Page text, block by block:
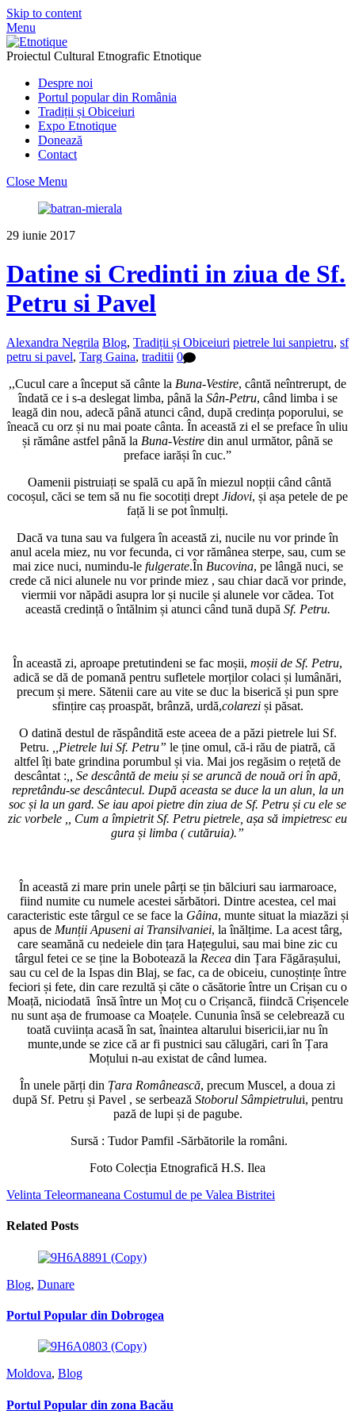
Skip to content
Menu
Proiectul Cultural Etnografic Etnotique
Despre noi
Portul popular din România
Tradiții și Obiceiuri
Expo Etnotique
Donează
Contact
Close Menu
29 iunie 2017
Datine si Credinti in ziua de Sf.
Petru si Pavel
Alexandra Negrila Blog, Tradiții și Obiceiuri pietrele lui sanpietru, sf
petru si pavel, Targ Gaina, traditii 0
,,Cucul care a început să cânte la Buna-Vestire, cântă neîntrerupt, de
îndată ce i s-a deslegat limba, până la Sân-Petru, când limba i se
leagă din nou, adecă până atunci când, după credința poporului, se
îneacă cu orz și nu mai poate cânta. În această zi el se preface în uliu
și rămâne astfel până la Buna-Vestire din anul următor, până se
preface iarăși în cuc.”
Oamenii pistruiați se spală cu apă în miezul nopții când cântă
cocoșul, căci se tem să nu fie socotiți drept Jidovi, și așa petele de pe
față li se pot înmulți.
Dacă va tuna sau va fulgera în această zi, nucile nu vor prinde în
anul acela miez, nu vor fecunda, ci vor rămânea sterpe, sau, cum se
mai zice nuci, numindu-le fulgerate.În Bucovina, pe lângă nuci, se
crede că nici alunele nu vor prinde miez , sau chiar dacă vor prinde,
viermii vor năpădi asupra lor și nucile și alunele vor cădea. Tot
această credință o întălnim și atunci când tună după Sf. Petru.
În această zi, aproape pretutindeni se fac moșii, moșii de Sf. Petru,
adică se dă de pomană pentru sufletele morților colaci și lumânări,
precum și mere. Sătenii care au vite se duc la biserică și pun spre
sfințire caș proaspăt, brânză, urdă,colareziși păsat.
O datină destul de răspândită este aceea de a păzi pietrele lui Sf.
Petru.
,,Pietrele lui Sf. Petru” le ține omul, că-i rău de piatră, că
altfel îți bate grindina porumbul și via. Mai jos regăsim o rețetă de
descântat : ,, Se descântă de meiu și se aruncă de nouă ori în apă,
repretându-se descântecul. După aceasta se duce la un alun, la un
soc și la un gard. Se iau apoi pietre din ziua de Sf. Petru și cu ele se
zic vorbele ,, Cum a împietrit Sf. Petru pietrele, așa să impietresc eu
gura și limba ( cutăruia).”
În această zi mare prin unele pârți se țin bălciuri sau iarmaroace,
fiind numite cu numele acestei sărbători. Dintre acestea, cel mai
caracteristic este târgul ce se face la Gâina, munte situat la miazăzi și
apus de Munții Apuseni ai Transilvaniei, la înălțime. La acest târg,
care seamănă cu nedeiele din țara Hațegului, sau mai bine zic cu
târgul fetei ce se ține la Bobotează la Receadin Țara Făgărașului,
sau cu cel de la Ispas din Blaj, se fac, ca de obiceiu, cunoștințe între
feciori și fete, din care rezultă și căte o căsătorie între un Crișan cu o
Moață, niciodată însă între un Moț cu o Crișancă, fiindcă Crișencele
nu sunt așa de frumoase ca Moațele. Cununia însă se celebrează cu
toată cuviința acasă în sat, înaintea altarului bisericii,iar nu în
munte,unde se zice că ar fi pustnici sau călugări, cari în Țara
Moțului n-au existat de când lumea.
În unele părți din Țara Românească, precum Muscel, a doua zi
după Sf. Petru și Pavel , se serbează Stoborul Sâmpietrului, pentru
pază de lupi și de pagube.
Sursă : Tudor Pamfil -Sărbătorile la români.
Foto Colecția Etnografică H.S. Ilea
Velinta Teleormaneana Costumul de pe Valea Bistritei
Related Posts
Blog, Dunare
Portul Popular din Dobrogea
Moldova, Blog
Portul Popular din zona Bacău